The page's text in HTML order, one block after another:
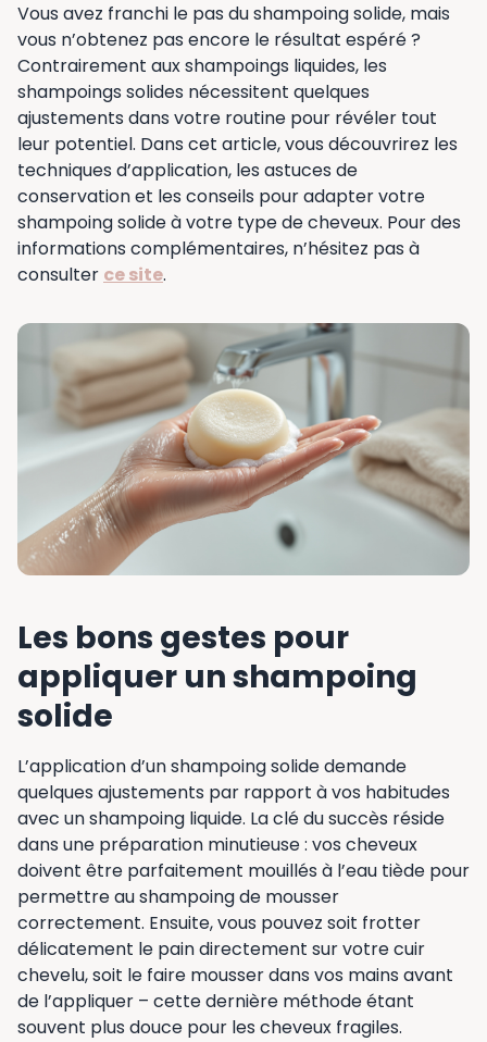
Vous avez franchi le pas du shampoing solide, mais
vous n’obtenez pas encore le résultat espéré ?
Contrairement aux shampoings liquides, les
shampoings solides nécessitent quelques
ajustements dans votre routine pour révéler tout
leur potentiel. Dans cet article, vous découvrirez les
techniques d’application, les astuces de
conservation et les conseils pour adapter votre
shampoing solide à votre type de cheveux. Pour des
informations complémentaires, n’hésitez pas à
consulter ce site.
Les bons gestes pour
appliquer un shampoing
solide
L’application d’un shampoing solide demande
quelques ajustements par rapport à vos habitudes
avec un shampoing liquide. La clé du succès réside
dans une préparation minutieuse : vos cheveux
doivent être parfaitement mouillés à l’eau tiède pour
permettre au shampoing de mousser
correctement. Ensuite, vous pouvez soit frotter
délicatement le pain directement sur votre cuir
chevelu, soit le faire mousser dans vos mains avant
de l’appliquer – cette dernière méthode étant
souvent plus douce pour les cheveux fragiles.